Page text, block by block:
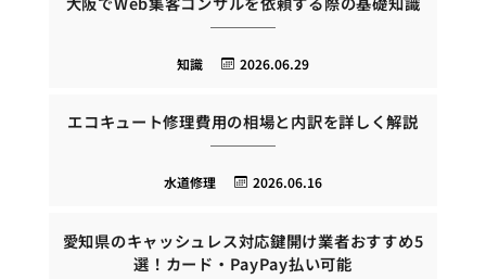
2026.06.29
知識
エコキュート修理費用の相場と内訳を詳しく解説
2026.06.16
水道修理
愛知県のキャッシュレス対応鍵開け業者おすすめ5
選！カード・PayPay払い可能